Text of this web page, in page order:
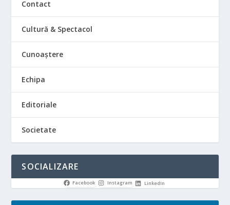
Contact
Cultură & Spectacol
Cunoaștere
Echipa
Editoriale
Societate
SOCIALIZARE
Facebook Instagram LinkedIn